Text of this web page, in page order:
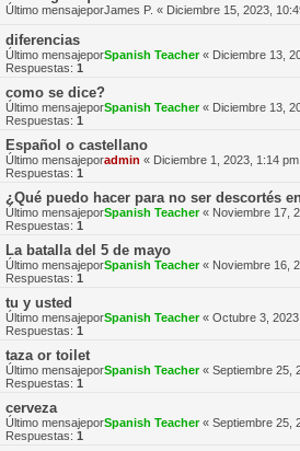
Último mensajeporJames P. « Diciembre 15, 2023,
diferencias
Último mensajeporSpanish Teacher« Diciembre 13,
Respuestas: 1
como se dice?
Último mensajeporSpanish Teacher« Diciembre 13,
Respuestas: 1
Español o castellano
Último mensajeporadmin « Diciembre 1, 2023, 1:14 pm
Respuestas: 1
¿Qué puedo hacer para no ser descortés
Último mensajeporSpanish Teacher« Noviembre 17,
Respuestas: 1
La batalla del 5 de mayo
Último mensajeporSpanish Teacher« Noviembre 16,
Respuestas: 1
tu y usted
Último mensajeporSpanish Teacher« Octubre 3,
Respuestas: 1
taza or toilet
Último mensajeporSpanish Teacher« Septiembre 25,
Respuestas: 1
cerveza
Último mensajeporSpanish Teacher« Septiembre 25,
Respuestas: 1